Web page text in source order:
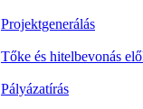
Projektgenerálás
Tőke és hitelbevonás
Pályázatírás